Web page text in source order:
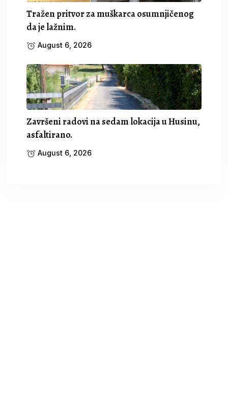
Tražen pritvor za muškarca osumnjičenog
da je lažnim.
August 6, 2026
Završeni radovi na sedam lokacija u Husinu,
asfaltirano.
August 6, 2026